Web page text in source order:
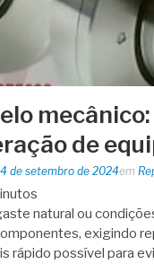
de
de setembro de 2024em
natural ou
exigindo
rápido possível para